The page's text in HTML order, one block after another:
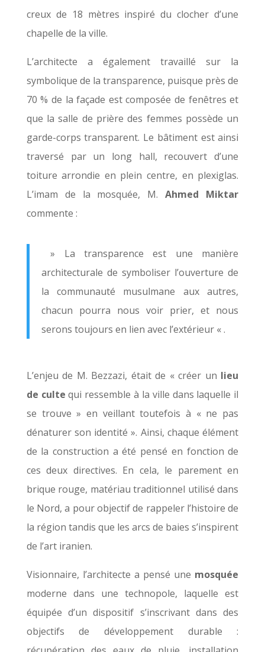
creux de 18 mètres inspiré du clocher d’une
chapelle de la ville.
L’architecte a également travaillé sur la
symbolique de la transparence, puisque près de
70 % de la façade est composée de fenêtres et
que la salle de prière des femmes possède un
garde-corps transparent. Le bâtiment est ainsi
traversé par un long hall, recouvert d’une
toiture arrondie en plein centre, en plexiglas.
L’imam de la mosquée, M.Ahmed Miktar
commente :
» La transparence est une manière
architecturale de symboliser l’ouverture de
la communauté musulmane aux autres,
chacun pourra nous voir prier, et nous
serons toujours en lien avec l’extérieur « .
L’enjeu de M. Bezzazi, était de « créer un lieu
de culte qui ressemble à la ville dans laquelle il
se trouve » en veillant toutefois à « ne pas
dénaturer son identité ». Ainsi, chaque élément
de la construction a été pensé en fonction de
ces deux directives. En cela, le parement en
brique rouge, matériau traditionnel utilisé dans
le Nord, a pour objectif de rappeler l’histoire de
la région tandis que les arcs de baies s’inspirent
de l’art iranien.
Visionnaire, l’architecte a pensé une mosquée
moderne dans une technopole, laquelle est
équipée d’un dispositif s’inscrivant dans des
objectifs de développement durable :